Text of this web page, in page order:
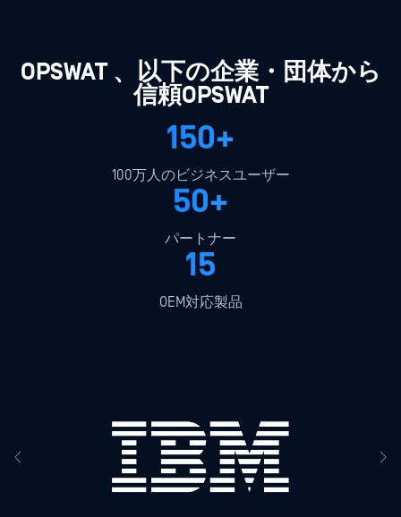
OPSWAT 、以下の企業・団体から
信頼OPSWAT
150+
100万人のビジネスユーザー
50+
パートナー
15
OEM対応製品